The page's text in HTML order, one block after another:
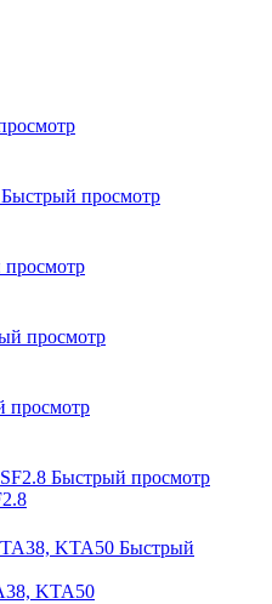
Быстрый просмотр
просмотр
просмотр
Быстрый просмотр
Быстрый
KTA50